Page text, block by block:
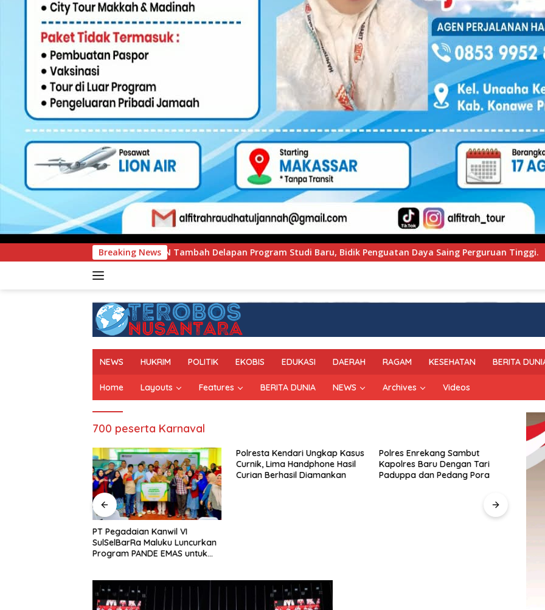
Breaking News
UNIMEN Tambah Delapan Program Studi Baru, Bidik Penguatan Daya Saing Perguruan Tinggi. PT Pegadaian Kanwil
NEWS HUKRIM POLITIK EKOBIS EDUKASI DAERAH RAGAM KESEHATAN BERITA
Home Layouts Features BERITA DUNIA NEWS Archives Videos
700 peserta Karnaval
PT Pegadaian Kanwil VI
SulSelBarRa Maluku Luncurkan
Program PANDE EMAS untuk
Polresta Kendari Ungkap Kasus
Curnik, Lima Handphone Hasil
Curian Berhasil Diamankan
Polres Enrekang Sambut
Kapolres Baru Dengan Tari
Paduppa dan Pedang Pora